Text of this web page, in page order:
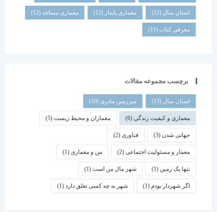
استان سال(12) معماری پایدار (12) معماری مساجد(12)
معرفی کتاب(11)
برچسب مجموعه مقالات
استان سال(13) سرزمین مادری(10)
معماری و کیفیت زندگی(6) معماران و محیط زیست(5)
جهانی شدن(3) فناوری (2)
معمار و مسئولیت اجتماعی (2) من و معماری (1)
تنها یک زمین(1) شهر مال من است(1)
اگر شهردار بودم (1) شهر به چه کسی تعلق دارد(1)